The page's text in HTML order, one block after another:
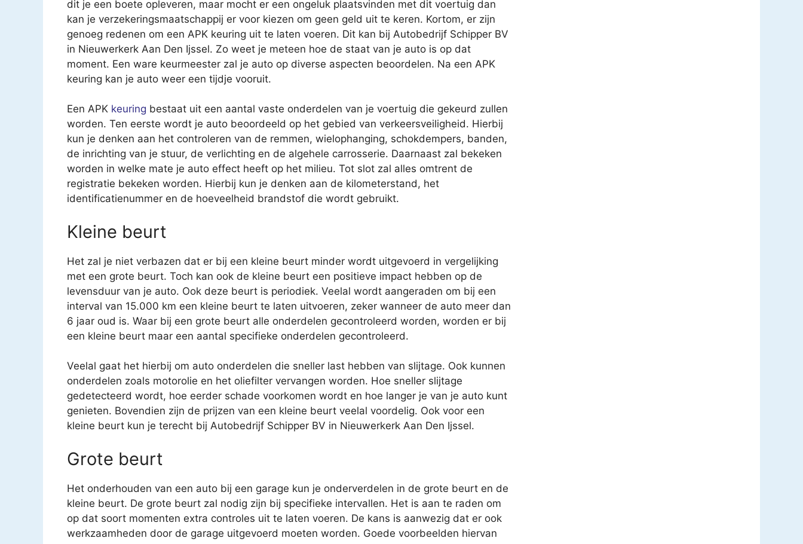
dit je een boete opleveren, maar mocht er een ongeluk plaatsvinden met dit voertuig dan
kan je verzekeringsmaatschappij er voor kiezen om geen geld uit te keren. Kortom, er zijn
genoeg redenen om een APK keuring uit te laten voeren. Dit kan bij Autobedrijf Schipper BV
in Nieuwerkerk Aan Den Ijssel. Zo weet je meteen hoe de staat van je auto is op dat
moment. Een ware keurmeester zal je auto op diverse aspecten beoordelen. Na een APK
keuring kan je auto weer een tijdje vooruit.
Een APK keuring bestaat uit een aantal vaste onderdelen van je voertuig die gekeurd zullen
worden. Ten eerste wordt je auto beoordeeld op het gebied van verkeersveiligheid. Hierbij
kun je denken aan het controleren van de remmen, wielophanging, schokdempers, banden,
de inrichting van je stuur, de verlichting en de algehele carrosserie. Daarnaast zal bekeken
worden in welke mate je auto effect heeft op het milieu. Tot slot zal alles omtrent de
registratie bekeken worden. Hierbij kun je denken aan de kilometerstand, het
identificatienummer en de hoeveelheid brandstof die wordt gebruikt.
Kleine beurt
Het zal je niet verbazen dat er bij een kleine beurt minder wordt uitgevoerd in vergelijking
met een grote beurt. Toch kan ook de kleine beurt een positieve impact hebben op de
levensduur van je auto. Ook deze beurt is periodiek. Veelal wordt aangeraden om bij een
interval van 15.000 km een kleine beurt te laten uitvoeren, zeker wanneer de auto meer dan
6 jaar oud is. Waar bij een grote beurt alle onderdelen gecontroleerd worden, worden er bij
een kleine beurt maar een aantal specifieke onderdelen gecontroleerd.
Veelal gaat het hierbij om auto onderdelen die sneller last hebben van slijtage. Ook kunnen
onderdelen zoals motorolie en het oliefilter vervangen worden. Hoe sneller slijtage
gedetecteerd wordt, hoe eerder schade voorkomen wordt en hoe langer je van je auto kunt
genieten. Bovendien zijn de prijzen van een kleine beurt veelal voordelig. Ook voor een
kleine beurt kun je terecht bij Autobedrijf Schipper BV in Nieuwerkerk Aan Den Ijssel.
Grote beurt
Het onderhouden van een auto bij een garage kun je onderverdelen in de grote beurt en de
kleine beurt. De grote beurt zal nodig zijn bij specifieke intervallen. Het is aan te raden om
op dat soort momenten extra controles uit te laten voeren. De kans is aanwezig dat er ook
werkzaamheden door de garage uitgevoerd moeten worden. Goede voorbeelden hiervan